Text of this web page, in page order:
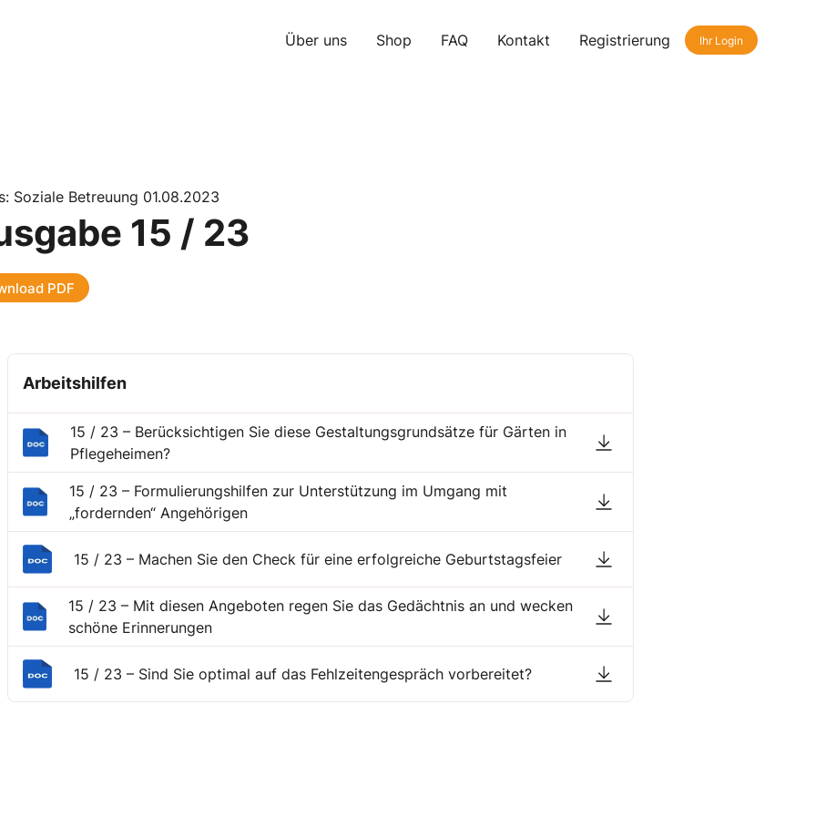
Über uns Shop FAQ Kontakt Registrierung Ihr Login
Soziale Betreuung 01.08.2023
15 / 23
PDF
Arbeitshilfen
15 / 23 – Berücksichtigen Sie diese Gestaltungsgrundsätze für Gärten in
Pflegeheimen?
15 / 23 – Formulierungshilfen zur Unterstützung im Umgang mit
„fordernden“ Angehörigen
15 / 23 – Machen Sie den Check für eine erfolgreiche Geburtstagsfeier
15 / 23 – Mit diesen Angeboten regen Sie das Gedächtnis an und wecken
schöne Erinnerungen
15 / 23 – Sind Sie optimal auf das Fehlzeitengespräch vorbereitet?